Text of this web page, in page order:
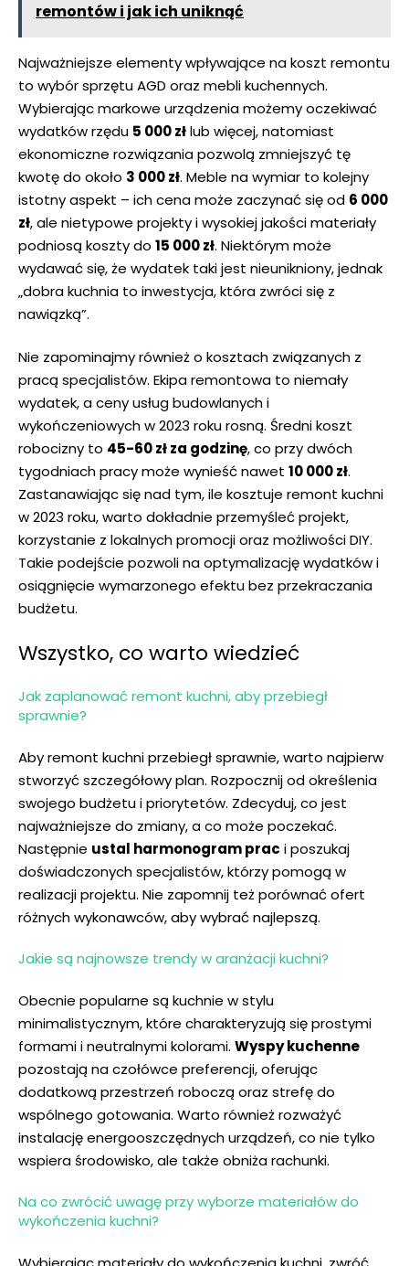
remontów i jak ich uniknąć
Najważniejsze elementy wpływające na koszt remontu
to wybór sprzętu AGD oraz mebli kuchennych.‌
Wybierając⁢ markowe urządzenia możemy oczekiwać
wydatków rzędu 5 000 złlub więcej, ‍natomiast
ekonomiczne rozwiązania pozwolą ⁢zmniejszyć tę
kwotę do około 3 000 zł. Meble ⁢na‍ wymiar to kolejny
istotny aspekt – ich cena może zaczynać się od 6 000
zł, ‍ale nietypowe projekty i wysokiej jakości materiały
podniosą koszty do 15 000 zł. Niektórym może
wydawać się, że wydatek taki jest nieunikniony, jednak
„dobra⁢ kuchnia to inwestycja, która ⁤zwróci się ⁢z
nawiązką”.
Nie zapominajmy również o kosztach związanych z
pracą specjalistów. Ekipa⁣ remontowa to ⁢niemały
wydatek, a ceny usług budowlanych i
wykończeniowych w 2023‍ roku rosną. Średni koszt
robocizny to 45-60 zł za godzinę, co przy dwóch
tygodniach pracy może wynieść nawet 10 000 zł.
Zastanawiając się nad tym, ile⁤ kosztuje remont kuchni
‍w 2023 roku, warto dokładnie przemyśleć projekt,
korzystanie z lokalnych promocji oraz możliwości DIY.
Takie podejście pozwoli⁢ na optymalizację wydatków i
osiągnięcie wymarzonego efektu bez przekraczania
budżetu.
Wszystko, co warto wiedzieć
Jak zaplanować remont kuchni, aby przebiegł
sprawnie?
Aby remont kuchni przebiegł sprawnie, warto najpierw
stworzyć szczegółowy plan. Rozpocznij od określenia
swojego budżetu i priorytetów. Zdecyduj,⁣ co jest
najważniejsze do zmiany, a co może poczekać.
Następnie ustal harmonogram prac i poszukaj
doświadczonych specjalistów, którzy pomogą w
realizacji projektu. Nie zapomnij też porównać ofert
różnych wykonawców, aby wybrać najlepszą.
Jakie są najnowsze trendy w aranżacji kuchni?
Obecnie popularne są kuchnie⁤ w stylu
minimalistycznym, które charakteryzują się prostymi
formami i neutralnymi kolorami. Wyspy kuchenne
pozostają na czołówce preferencji, oferując
dodatkową przestrzeń roboczą oraz strefę do
wspólnego gotowania. Warto również rozważyć
instalację⁣ energooszczędnych urządzeń, co nie tylko
wspiera środowisko, ‌ale także obniża rachunki.
Na co zwrócić uwagę przy ⁣wyborze materiałów do
wykończenia ⁤kuchni?